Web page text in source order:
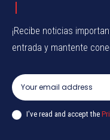
¡Recibe noticias
entrada y mantente
I've read and accept the